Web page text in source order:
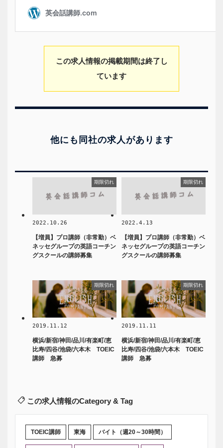
この求人情報の掲載期間は終了し
ています
他にも同社の求人があります
期限切れ
2022.10.26
【増員】プロ講師（非常勤）ベ
ネッセグループの英語コーチン
グスクールの講師募集
期限切れ
2022.4.13
【増員】プロ講師（非常勤）ベ
ネッセグループの英語コーチン
グスクールの講師募集
期限切れ
2019.11.12
横浜/新宿/神田/品川/有楽町/恵
比寿/四谷/池袋/六本木 TOEIC
講師 急募
期限切れ
2019.11.11
横浜/新宿/神田/品川/有楽町/恵
比寿/四谷/池袋/六本木 TOEIC
講師 急募
この求人情報のCategory & Tag
TOEIC講師 東海 バイト（週20～30時間）